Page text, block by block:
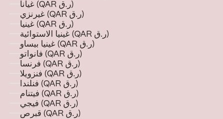
غيانا (QAR ر.ق)
غيرنزي (QAR ر.ق)
غينيا (QAR ر.ق)
غينيا الاستوائية (QAR ر.ق)
غينيا بيساو (QAR ر.ق)
فانواتو (QAR ر.ق)
فرنسا (QAR ر.ق)
فنزويلا (QAR ر.ق)
فنلندا (QAR ر.ق)
فيتنام (QAR ر.ق)
فيجي (QAR ر.ق)
قبرص (QAR ر.ق)